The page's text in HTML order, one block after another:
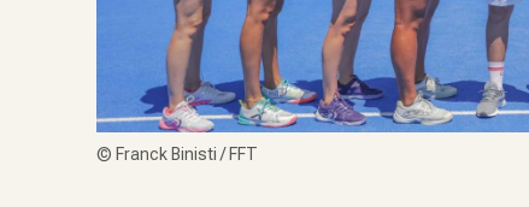
© Franck Binisti / FFT